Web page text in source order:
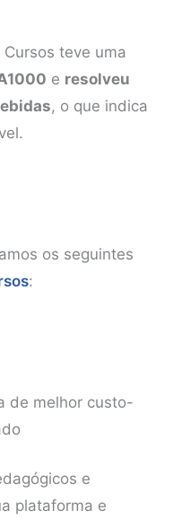
teve uma
e resolveu
, o que indica
os seguintes
:
de melhor custo-
e
plataforma e